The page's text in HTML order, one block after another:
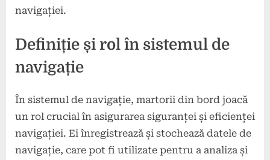
navigației.
Definiție și rol în sistemul de
navigație
În sistemul de navigație, martorii din bord joacă
un rol crucial în asigurarea siguranței și eficienței
navigației. Ei înregistrează și stochează datele de
navigație, care pot fi utilizate pentru a analiza și